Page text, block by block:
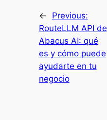
←
Previous:
RouteLLM API de
Abacus AI: qué
es y cómo puede
ayudarte en tu
negocio